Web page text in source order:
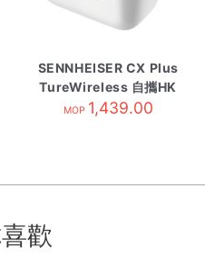
SENNHEISER CX Plus
TureWireless 自攜HK
原廠保養 White
MOP 1,439.00
歡